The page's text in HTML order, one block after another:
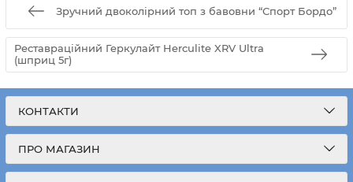
Зручний двоколірний топ з бавовни “Спорт Бордо”
Реставраційний Геркулайт Herculite XRV Ultra
(шприц 5г)
КОНТАКТИ
ПРО МАГАЗИН